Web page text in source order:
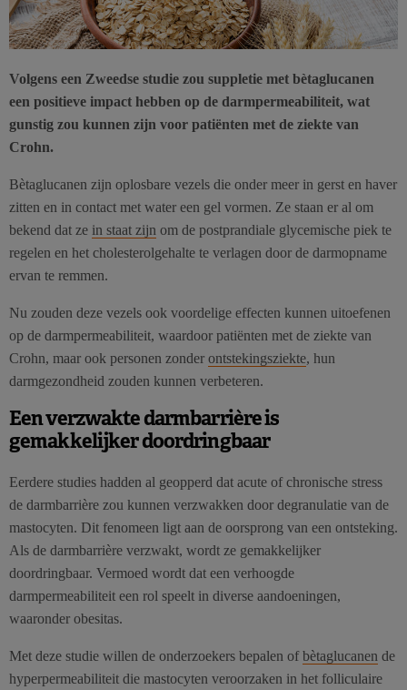
Volgens een Zweedse studie zou suppletie met bètaglucanen
een positieve impact hebben op de darmpermeabiliteit, wat
gunstig zou kunnen zijn voor patiënten met de ziekte van
Crohn.
Bètaglucanen zijn oplosbare vezels die onder meer in gerst en haver
zitten en in contact met water een gel vormen. Ze staan er al om
bekend dat ze in staat zijn om de postprandiale glycemische piek te
regelen en het cholesterolgehalte te verlagen door de darmopname
ervan te remmen.
Nu zouden deze vezels ook voordelige effecten kunnen uitoefenen
op de darmpermeabiliteit, waardoor patiënten met de ziekte van
Crohn, maar ook personen zonder ontstekingsziekte, hun
darmgezondheid zouden kunnen verbeteren.
Een verzwakte darmbarrière is
gemakkelijker doordringbaar
Eerdere studies hadden al geopperd dat acute of chronische stress
de darmbarrière zou kunnen verzwakken door degranulatie van de
mastocyten. Dit fenomeen ligt aan de oorsprong van een ontsteking.
Als de darmbarrière verzwakt, wordt ze gemakkelijker
doordringbaar. Vermoed wordt dat een verhoogde
darmpermeabiliteit een rol speelt in diverse aandoeningen,
waaronder obesitas.
Met deze studie willen de onderzoekers bepalen ofbètaglucanen de
hyperpermeabiliteit die mastocyten veroorzaken in het folliculaire